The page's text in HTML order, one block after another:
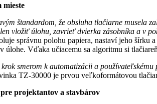
mieste
štandardom, že obsluha tlačiarne musela
vložiť úlohu, zavrieť dvierka zásobníka a v
správnu polohu papiera, nastaví jeho šírku
úlohe. Vďaka učiacemu sa algoritmu si
krok smerom k automatizácii a
TZ-30000 je prvou veľkoformátovou
projektantov a stavbárov